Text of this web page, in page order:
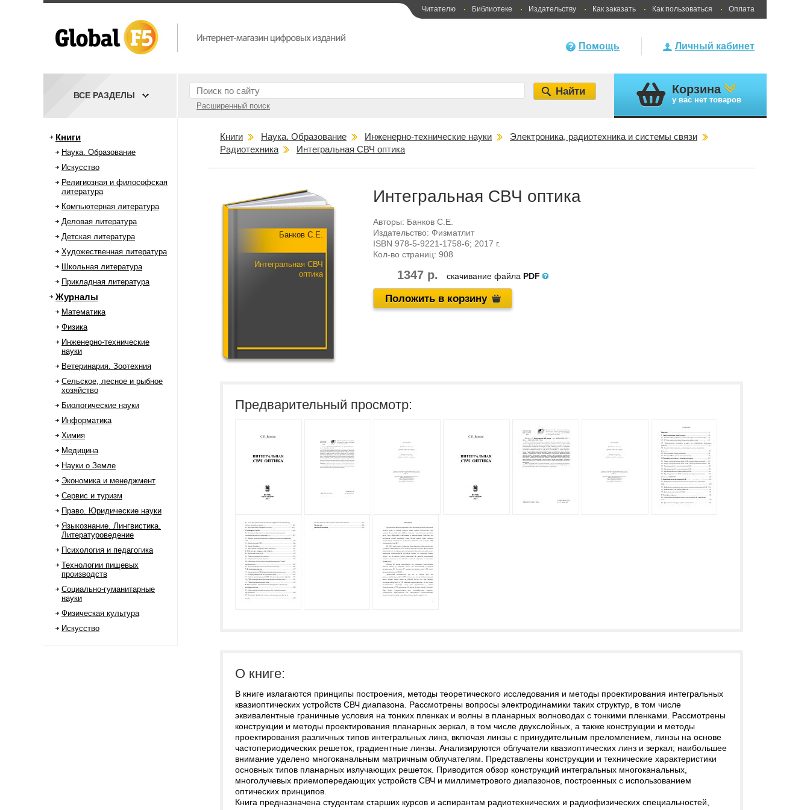
Читателю Библиотеке Издательству Как заказать Как пользоваться Оплата
Личный кабинет
Помощь
Расширенный поиск
ВСЕ РАЗДЕЛЫ Корзина
у вас нет товаров
Книги
Наука. Образование
Искусство
Религиозная и философская
литература
Компьютерная литература
Деловая литература
Детская литература
Художественная литература
Школьная литература
Прикладная литература
Журналы
Математика
Физика
Инженерно-технические
науки
Ветеринария. Зоотехния
Сельское, лесное и рыбное
хозяйство
Биологические науки
Информатика
Химия
Медицина
Науки о Земле
Экономика и менеджмент
Сервис и туризм
Право. Юридические науки
Языкознание. Лингвистика.
Литературоведение
Психология и педагогика
Технологии пищевых
производств
Социально-гуманитарные
науки
Физическая культура
Искусство
Книги Наука. Образование Инженерно-технические науки
Электроника, радиотехника и системы связи
Радиотехника
Интегральная СВЧ оптика
Банков С.Е.
Интегральная СВЧ
оптика
Интегральная СВЧ оптика
Авторы: Банков С.Е.
Издательство: Физматлит
ISBN 978-5-9221-1758-6; 2017 г.
Кол-во страниц: 908
1347 р. скачивание файла PDF
Положить в корзину
Предварительный просмотр:
О книге:
В книге излагаются принципы построения, методы теоретического исследования и методы проектирования интегральных
квазиоптических устройств СВЧ диапазона. Рассмотрены вопросы электродинамики таких структур, в том числе
эквивалентные граничные условия на тонких пленках и волны в планарных волноводах с тонкими пленками. Рассмотрены
конструкции и методы проектирования планарных зеркал, в том числе двухслойных, а также конструкции и методы
проектирования различных типов интегральных линз, включая линзы с принудительным преломлением, линзы на основе
частопериодических решеток, градиентные линзы. Анализируются облучатели квазиоптических линз и зеркал; наибольшее
внимание уделено многоканальным матричным облучателям. Представлены конструкции и технические характеристики
основных типов планарных излучающих решеток. Приводится обзор конструкций интегральных многоканальных,
многолучевых приемопередающих устройств СВЧ и миллиметрового диапазонов, построенных с использованием
оптических принципов.
Книга предназначена студентам старших курсов и аспирантам радиотехнических и радиофизических специальностей,